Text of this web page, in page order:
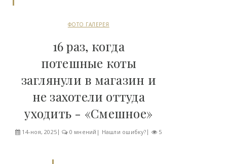
ФОТО ГАЛЕРЕЯ
16 раз, когда
потешные коты
заглянули в магазин и
не захотели оттуда
уходить - «Смешное»
14-ноя, 2025 0 мнений | Нашли ошибку? 5